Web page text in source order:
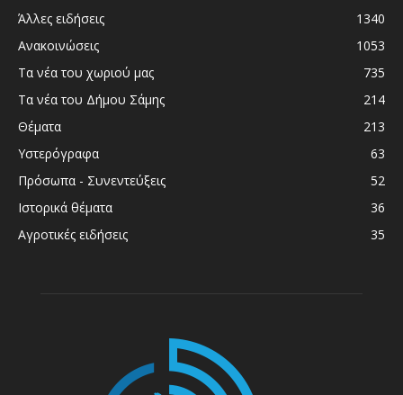
Άλλες ειδήσεις
1340
Ανακοινώσεις
1053
Τα νέα του χωριού μας
735
Τα νέα του Δήμου Σάμης
214
Θέματα
213
Υστερόγραφα
63
Πρόσωπα - Συνεντεύξεις
52
Ιστορικά θέματα
36
Αγροτικές ειδήσεις
35